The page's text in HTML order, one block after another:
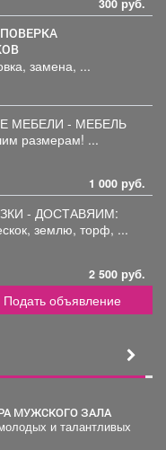
300 руб.
замена, ...
МЕБЕЛИ - МЕБЕЛЬ
размерам! ...
1 000 руб.
- ДОСТАВЯИМ:
землю, торф, ...
2 500 руб.
Подать объявление
МУЖСКОГО ЗАЛА
и талантливых